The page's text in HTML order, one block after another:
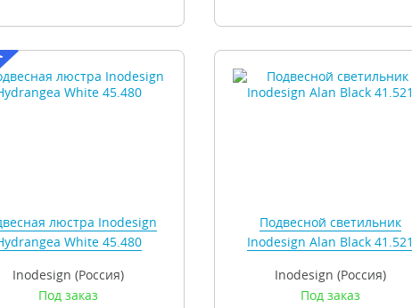
люстра Inodesign
White 45.480
Inodesign (Россия)
Под заказ
Подвесной светильник
Inodesign Alan Black 41.521
Inodesign (Россия)
Под заказ